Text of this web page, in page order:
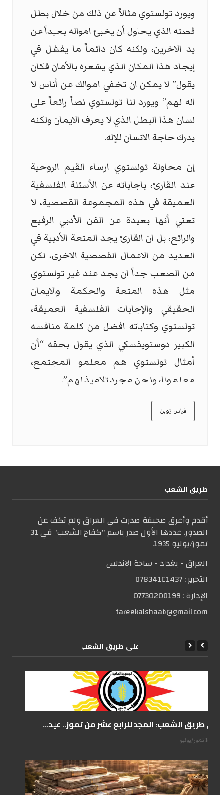
ويورد تولستوي مثالاً عن ذلك من خلال بطل
قصته الذي يحاول أن يخبئ امواله بعيداً عن
يد الاخرين، ولكنه كان دائماً ما يفشل في
إيجاد هذا المكان الذي يشعره بالأمان فكان
يقول” لا يمكن ان تخفي اموالك عن أناس لا
اله لهم” ويورد لنا تولستوي نصاً رائعاً على
لسان هذا البطل الذي لا يعرف الايمان ولكنه
يدرك حاجة الانسان للإله.
إن محاولة تولستوي ارساء القيم الروحية
عند القارئ، باجاباته عن الأسئلة الفلسفية
العميقة في هذه المجموعة القصصية، لا
تعني أنها بعيدة عن الفن الأدبي الرفيع
والرائع، بل ان القارئ يجد المتعة الأدبية في
العديد من الاعمال القصصية الاخرى، لكن
من الصعب جداً ان يجد عند غير تولستوي
مثل هذه المتعة والحكمة والايمان
الحقيقي والإجابات الفلسفية العميقة،
تولستوي وكتاباته افضل من كلمة منافسه
الكبير دوستويفسكي الذي يقول بحقه “أن
أمثال تولستوي هم معلمو المجتمع،
معلمونا، ونحن مجرد تلاميذ لهم”.
فراس زوين
طریق الشعب
أقدم وأعرق صحيفة صدرت في العراق ولم تكف عن
الصدور. عددها الأول صدر باسم "كفاح الشعب" في 31
تموز/يوليو 1935.
العراق - بغداد - ساحة الاندلس
التحریر :07834101437
الإدارة :07730200199
tareekalshaab@gmail.com
علی طریق الشعب
على طريق الشعب: المجد للرابع عشر من تموز.. عيد...
14 تموز/يوليو